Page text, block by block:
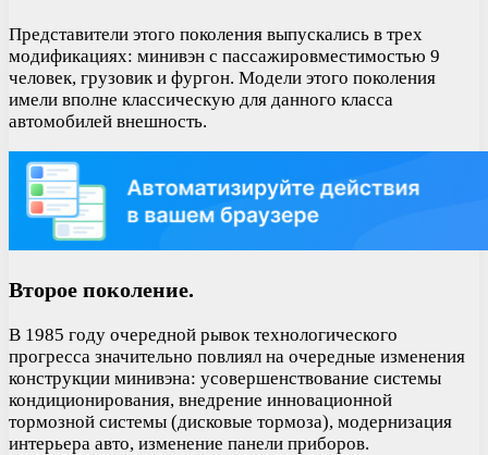
Представители этого поколения выпускались в трех
модификациях: минивэн с пассажировместимостью 9
человек, грузовик и фургон. Модели этого поколения
имели вполне классическую для данного класса
автомобилей внешность.
Второе поколение.
В 1985 году очередной рывок технологического
прогресса значительно повлиял на очередные изменения
конструкции минивэна: усовершенствование системы
кондиционирования, внедрение инновационной
тормозной системы (дисковые тормоза), модернизация
интерьера авто, изменение панели приборов.